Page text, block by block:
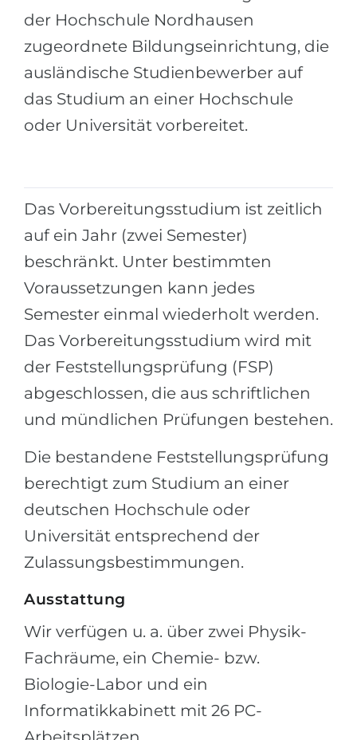
Berufe
Studienfächer
Beispiel-Stellenangebote
Holland-Test
Interessenkarte-Test
RIASEC-Test
Erfolgzu
100%
Unsere Studierenden werden
BERATUNG!
*
BEWERBEN FÜR FACHRICHTUNG …
Medizin
Physik
BEWERBEN AUS …
Russland
Ukraine
Kasachstan
Aserbaidschan
Armenien
Anderes Land
der Hochschule Nordhausen
zugeordnete Bildungseinrichtung, die
ausländische Studienbewerber auf
das Studium an einer Hochschule
oder Universität vorbereitet.
Das Vorbereitungsstudium ist zeitlich
auf ein Jahr (zwei Semester)
beschränkt. Unter bestimmten
Voraussetzungen kann jedes
Semester einmal wiederholt werden.
Das Vorbereitungsstudium wird mit
der Feststellungsprüfung (FSP)
abgeschlossen, die aus schriftlichen
und mündlichen Prüfungen bestehen.
Die bestandene Feststellungsprüfung
berechtigt zum Studium an einer
deutschen Hochschule oder
Universität entsprechend der
Zulassungsbestimmungen.
Ausstattung
Wir verfügen u. a. über zwei Physik-
Fachräume, ein Chemie- bzw.
Biologie-Labor und ein
Informatikkabinett mit 26 PC-